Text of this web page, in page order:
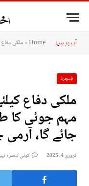
آپ پر ہیں: Home
» ملکی دفاع
فیچرڈ
ملکی دفاع
مہم جوئی کا
جائے گا،
فروری 4, 2025 کوئی تبصرہ